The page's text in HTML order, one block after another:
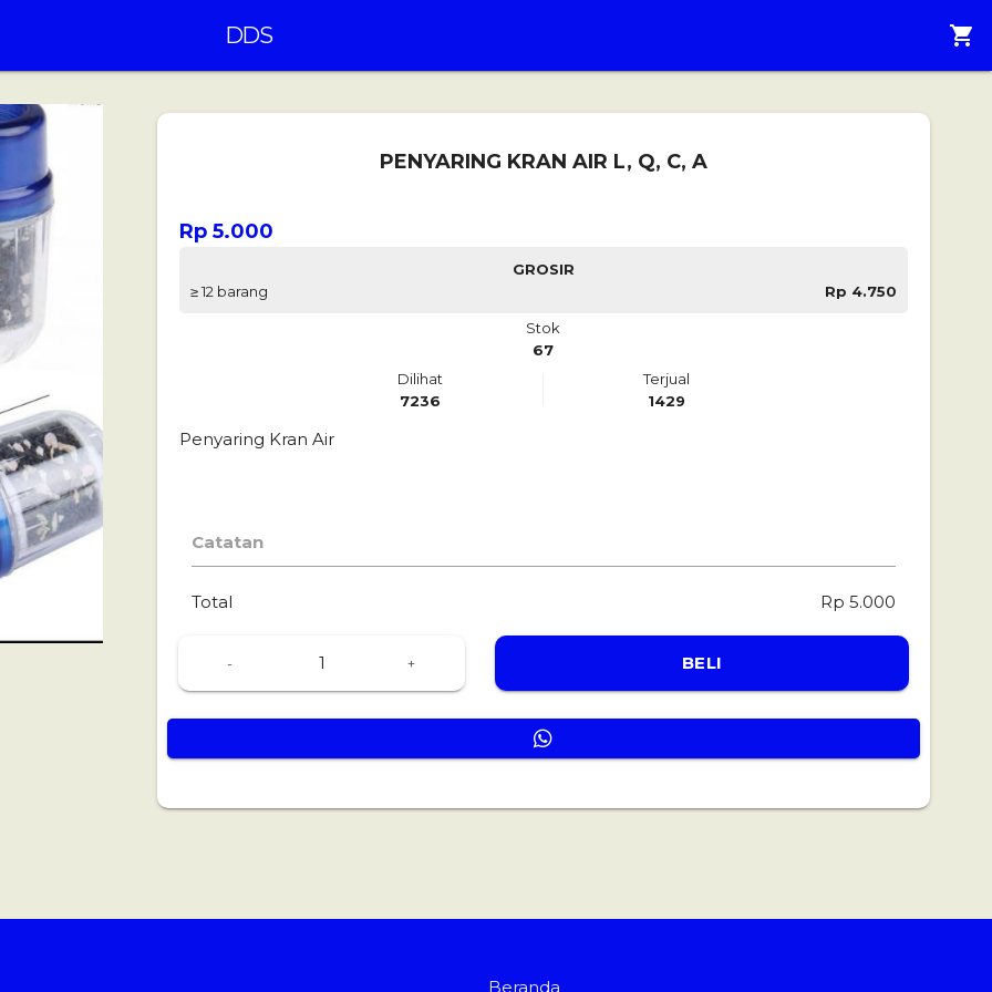
DDS shopping_cart
PENYARING KRAN AIR L, Q, C, A
Rp 5.000
GROSIR
≥ 12 barang
Rp 4.750
Stok
67
Dilihat
7236
Terjual
1429
Penyaring Kran Air
Catatan
Total Rp 5.000
- + BELI
Beranda